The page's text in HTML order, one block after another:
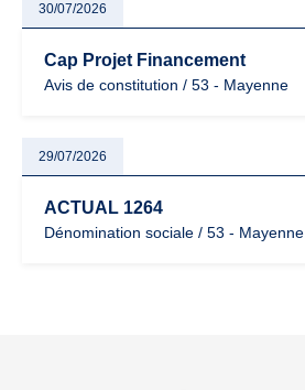
30/07/2026
Cap Projet Financement
Avis de constitution / 53 - Mayenne
29/07/2026
ACTUAL 1264
Dénomination sociale / 53 - Mayenne